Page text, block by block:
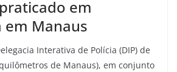
em
Manaus
Interativa de Polícia (DIP) de
de Manaus), em conjunto